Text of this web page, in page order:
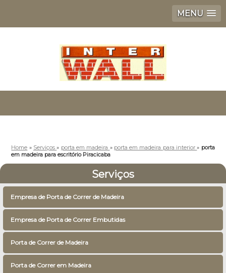
MENU
Home » Serviços» porta em madeira » porta em madeira para interior» porta
em madeira para escritório Piracicaba
Serviços
Empresa de Porta de Correr de Madeira
Empresa de Porta de Correr Embutidas
Porta de Correr de Madeira
Porta de Correr em Madeira